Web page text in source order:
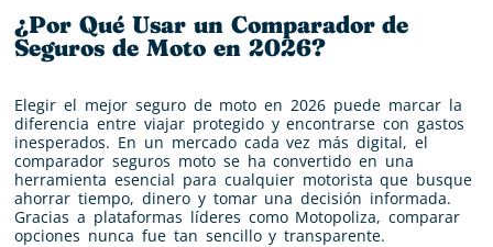
¿Por Qué Usar un Comparador de
Seguros de Moto en 2026?
Elegir el mejor seguro de moto en 2026 puede marcar la
diferencia entre viajar protegido y encontrarse con gastos
inesperados. En un mercado cada vez más digital, el
comparador seguros moto se ha convertido en una
herramienta esencial para cualquier motorista que busque
ahorrar tiempo, dinero y tomar una decisión informada.
Gracias a plataformas líderes como Motopoliza, comparar
opciones nunca fue tan sencillo y transparente.